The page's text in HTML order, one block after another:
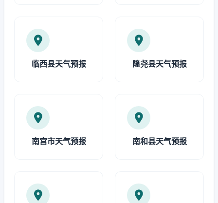
临西县天气预报 隆尧县天气预报
南宫市天气预报 南和县天气预报